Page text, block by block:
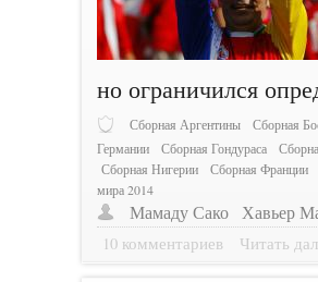
но ограничился
Сборная Аргентины
Сборная
Германии
Сборная Гондураса
Сборная Нигерии
Сборная Франции
мира 2014
Мамаду Сако Хавьер
10 комментариев Читать